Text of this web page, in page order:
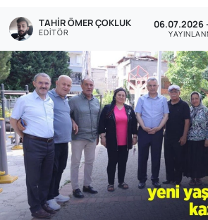
TAHIR ÖMER ÇOKLUK
EDITÖR
06.07.2026
Ekonomi
Genel
Gündem
Özel Haber
POLİTİKA
Siyaset